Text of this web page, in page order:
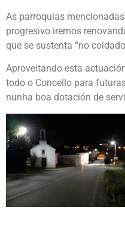
As parroquias
progresivo iremos
que se sustenta “no
Aproveitando esta
todo o Concello para
nunha boa dotación de